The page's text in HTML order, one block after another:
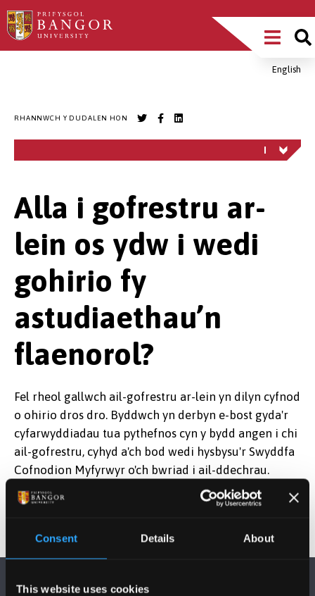
Consent Details About
This website uses cookies
Sgipiwch
i’r
Main
MenuEnglish
RHANNWCH Y DUDALEN HON
Alla i gofrestru ar-
lein os ydw i wedi
gohirio fy
astudiaethau’n
flaenorol?
Fel rheol gallwch ail-gofrestru ar-lein yn dilyn cyfnod
o ohirio dros dro. Byddwch yn derbyn e-bost gyda'r
cyfarwyddiadau tua pythefnos cyn y bydd angen i chi
ail-gofrestru, cyhyd a'ch bod wedi hysbysu'r Swyddfa
Cofnodion Myfyrwyr o'ch bwriad i ail-ddechrau.